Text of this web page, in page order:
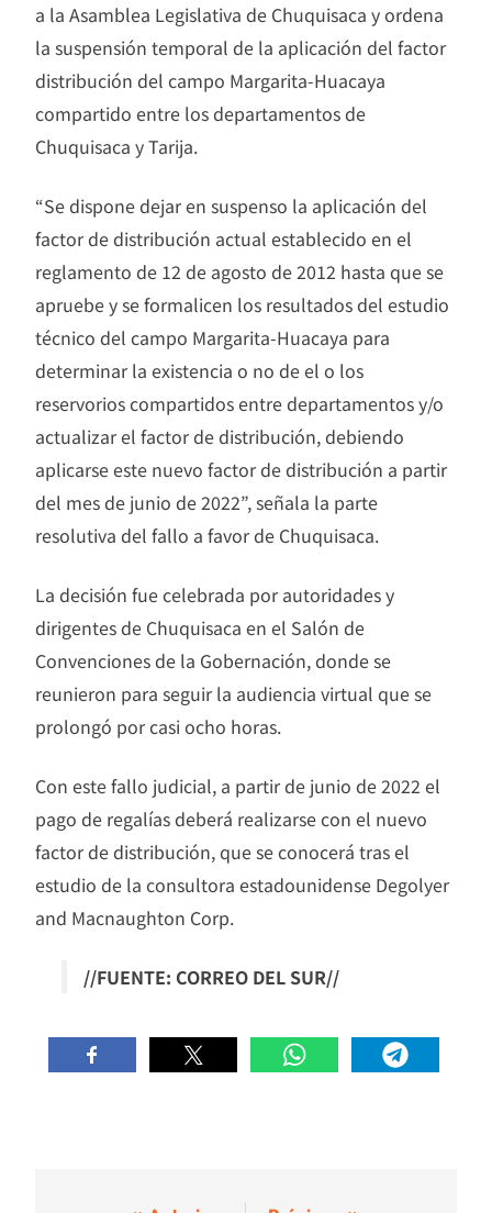
a la Asamblea Legislativa de Chuquisaca y ordena
la suspensión temporal de la aplicación del factor
distribución del campo Margarita-Huacaya
compartido entre los departamentos de
Chuquisaca y Tarija.
“Se dispone dejar en suspenso la aplicación del
factor de distribución actual establecido en el
reglamento de 12 de agosto de 2012 hasta que se
apruebe y se formalicen los resultados del estudio
técnico del campo Margarita-Huacaya para
determinar la existencia o no de el o los
reservorios compartidos entre departamentos y/o
actualizar el factor de distribución, debiendo
aplicarse este nuevo factor de distribución a partir
del mes de junio de 2022”, señala la parte
resolutiva del fallo a favor de Chuquisaca.
La decisión fue celebrada por autoridades y
dirigentes de Chuquisaca en el Salón de
Convenciones de la Gobernación, donde se
reunieron para seguir la audiencia virtual que se
prolongó por casi ocho horas.
Con este fallo judicial, a partir de junio de 2022 el
pago de regalías deberá realizarse con el nuevo
factor de distribución, que se conocerá tras el
estudio de la consultora estadounidense Degolyer
and Macnaughton Corp.
//FUENTE: CORREO DEL SUR//